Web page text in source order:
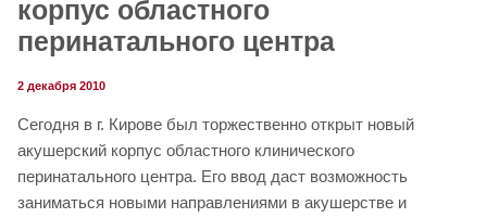
корпус областного
перинатального центра
2 декабря 2010
Сегодня в г. Кирове был торжественно открыт новый
акушерский корпус областного клинического
перинатального центра. Его ввод даст возможность
заниматься новыми направлениями в акушерстве и